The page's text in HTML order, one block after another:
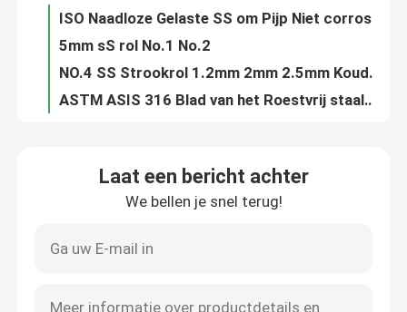
Fabrieksreis
Kwaliteitscontrole
Gevallen
ss naadloze buis
5mm sS rol No.1 No.2
NO.4 SS Strookrol 1.2mm 2mm 2.5mm Koudgewalste SS304 SUS304
ASTM ASIS 316 Blad van het Roestvrij staalmetaal 314 Oppoetsende 5mm No.1 No.2
Laat een bericht achter
We bellen je snel terug!